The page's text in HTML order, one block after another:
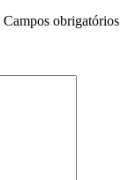
Campos obrigatórios